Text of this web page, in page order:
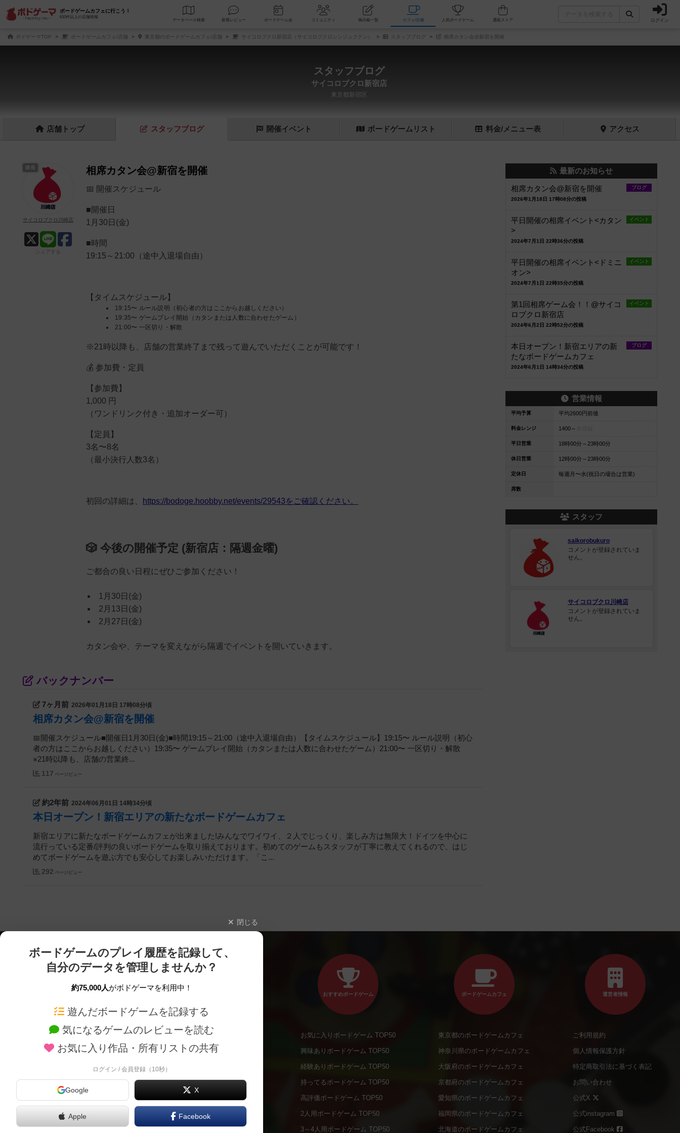
ボードゲームカフェに行こう！
610件以上の店舗情報
データベース 検索 新着レビュー ボードゲーム会 コミュニティ 掲示板一覧 カフェ/店舗 人気ボードゲーム ログイン
ボドゲーマTOP ボードゲームカフェ/店舗 東京都のボードゲームカフェ/店舗 サイコロブクロ新宿店（サイコロブクロシンジュクテン） スタッフブログ 相席カタン会@新宿を開催
スタッフブログ
サイコロブクロ新宿店
東京都新宿区
店舗 トップ スタッフブログ 開催イベント ボードゲーム リスト 料金/メニュー表 アクセス
相席カタン会@新宿を開催
📅 開催スケジュール
■開催日
1月30日(金)
■時間
19:15～21:00（途中入退場自由）
【タイムスケジュール】
19:15〜 ルール説明（初心者の方はここからお越しください）
19:35〜 ゲームプレイ開始（カタンまたは人数に合わせたゲーム）
21:00〜 一区切り・解散
※21時以降も、店舗の営業終了まで残って遊んでいただくことが可能です！
💰 参加費・定員
【参加費】
1,000 円
（ワンドリンク付き・追加オーダー可）
【定員】
3名〜8名
（最小決行人数3名）
初回の詳細は、 https://bodoge.hoobby.net/events/29543をご確認ください。
🎲 今後の開催予定 (新宿店：隔週金曜)
ご都合の良い日程にぜひご参加ください！
1月30日(金)
2月13日(金)
2月27日(金)
カタン会や、テーマを変えながら隔週でイベントを開いていきます。
隊長
サイコロブクロ川崎店
シェアする
バックナンバー
7ヶ月前 2026年01月18日 17時08分頃
相席カタン会@新宿を開催
📅開催スケジュール■開催日1月30日(金)■時間19:15～21:00（途中入退場自由）【タイムスケジュール】19:15〜 ルール説明（初心
者の方はここからお越しください）19:35〜 ゲームプレイ開始（カタンまたは人数に合わせたゲーム）21:00〜 一区切り・解散
※21時以降も、店舗の営業終...
117 ページビュー
約2年前 2024年06月01日 14時34分頃
本日オープン！新宿エリアの新たなボードゲームカフェ
新宿エリアに新たなボードゲームカフェが出来ました!みんなでワイワイ、２人でじっくり、楽しみ方は無限大！ドイツを中心に
流行っている定番/評判の良いボードゲームを取り揃えております。初めてのゲームもスタッフが丁寧に教えてくれるので、はじ
めてボードゲームを遊ぶ方でも安心してお楽しみいただけます。「こ...
292 ページビュー
最新のお知らせ
ブログ
相席カタン会@新宿を開催
2026年1月18日 17時08分の投稿
イベント
平日開催の相席イベント<カタン
>
2024年7月1日 22時36分の投稿
イベント
平日開催の相席イベント<ドミニ
オン>
2024年7月1日 22時35分の投稿
イベント
第1回相席ゲーム会！！@サイコ
ロブクロ新宿店
2024年6月2日 22時52分の投稿
ブログ
本日オープン！新宿エリアの新
たなボードゲームカフェ
2024年6月1日 14時34分の投稿
営業情報
平均予算 平均2600円前後
料金レンジ 1400～
平日営業 18時00分～23時00分
休日営業 12時00分～23時00分
定休日 毎週月〜水(祝日の場合は営業)
席数
スタッフ
saikorobukuro
コメントが登録されていま
せん。
サイコロブクロ川崎店
コメントが登録されていま
せん。
閉じる
ボードゲームのプレイ履歴を記録して、
自分のデータを管理しませんか？
約75,000人がボドゲーマを利用中！
遊んだボードゲームを記録する
気になるゲームのレビューを読む
お気に入り作品・所有リストの共有
ログイン / 会員登録（10秒）
Google X
Apple Facebook
ボードゲームを検索する
ボードゲームの新着レビュー
メカニクス特集
ボドとも・会員一覧
ボードゲーム業界コラム
新作・再入荷情報
定番ボードゲームの通販商品
国産ボードゲームの通販商品
子供向けボードゲームの通販商品
20分以下のボードゲームの通販商品
60分以上のボードゲームの通販商品
おすすめボードゲーム
お気に入りボードゲーム TOP50
興味ありボードゲーム TOP50
経験ありボードゲーム TOP50
持ってるボードゲーム TOP50
高評価ボードゲーム TOP50
2人用ボードゲーム TOP50
3～4人用ボードゲーム TOP50
ボードゲームカフェ
東京都のボードゲームカフェ
神奈川県のボードゲームカフェ
大阪府のボードゲームカフェ
京都府のボードゲームカフェ
愛知県のボードゲームカフェ
福岡県のボードゲームカフェ
北海道のボードゲームカフェ
運営者情報
ご利用規約
個人情報保護方針
特定商取引法に基づく表記
お問い合わせ
公式X
公式instagram
公式Facebook